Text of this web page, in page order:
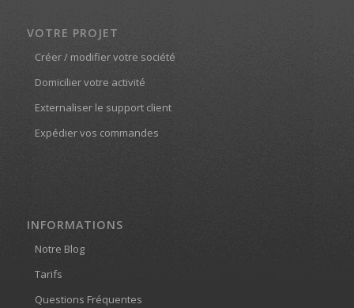
VOTRE PROJET
Créer / modifier votre société
Domicilier votre activité
Externaliser le support client
Expédier vos commandes
INFORMATIONS
Notre Blog
Tarifs
Questions Fréquentes